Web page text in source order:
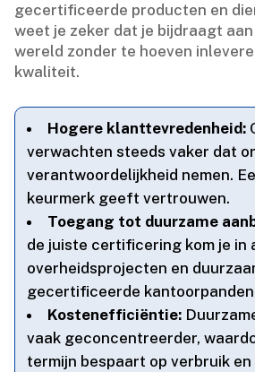
gecertificeerde producten en
weet je zeker dat je bijdraagt
wereld zonder te hoeven
kwaliteit.​
Hogere klanttevredenheid:
verwachten steeds vaker dat
verantwoordelijkheid nemen.​
keurmerk geeft vertrouwen.​
Toegang tot duurzame
de juiste certificering kom je in
overheidsprojecten en
gecertificeerde
Kostenefficiëntie:
vaak geconcentreerder,
termijn bespaart op verbruik